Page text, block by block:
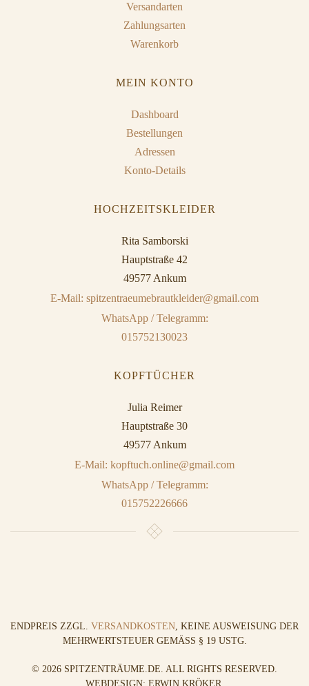
Versandarten
Zahlungsarten
Warenkorb
MEIN KONTO
Dashboard
Bestellungen
Adressen
Konto-Details
HOCHZEITSKLEIDER
Rita Samborski
Hauptstraße 42
49577 Ankum
E-Mail: spitzentraeumebrautkleider@gmail.com
WhatsApp / Telegramm:
015752130023
KOPFTÜCHER
Julia Reimer
Hauptstraße 30
49577 Ankum
E-Mail: kopftuch.online@gmail.com
WhatsApp / Telegramm:
015752226666
ENDPREIS ZZGL. VERSANDKOSTEN, KEINE AUSWEISUNG DER
MEHRWERTSTEUER GEMÄSS § 19 USTG.
© 2026 SPITZENTRÄUME.DE. ALL RIGHTS RESERVED.
WEBDESIGN: ERWIN KRÖKER